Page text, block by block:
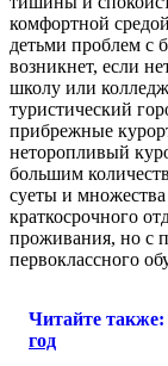
комфортной
детьми проблем с
возникнет, если
школу или
туристический
прибрежные
неторопливый
большим
суеты и
краткосрочного
проживания, но с
первоклассного
Читайте также:
год